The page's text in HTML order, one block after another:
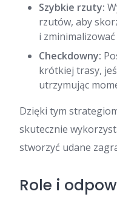
Szybkie rzuty:
rzutów, aby
i
Checkdowny:
krótkiej trasy,
utrzymując
Dzięki tym
skutecznie
stworzyć udane
Role i